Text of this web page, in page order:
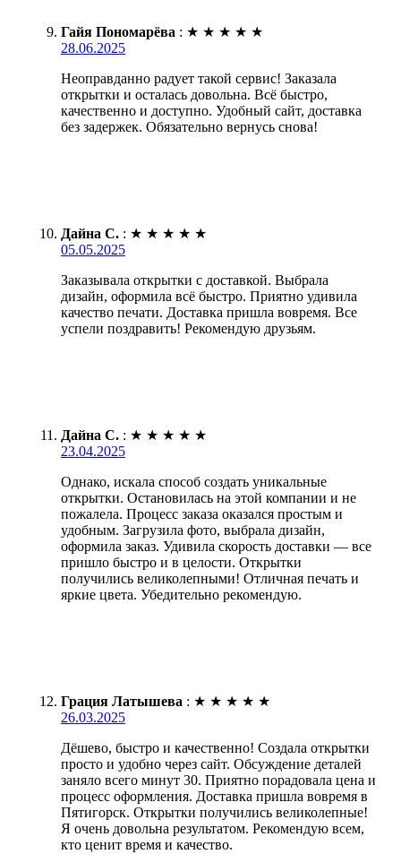
Гайя Пономарёва : ★ ★ ★ ★ ★
28.06.2025
Неоправданно радует такой сервис! Заказала
открытки и осталась довольна. Всё быстро,
качественно и доступно. Удобный сайт, доставка
без задержек. Обязательно вернусь снова!
Дайна С. : ★ ★ ★ ★ ★
05.05.2025
Заказывала открытки с доставкой. Выбрала
дизайн, оформила всё быстро. Приятно удивила
качество печати. Доставка пришла вовремя. Все
успели поздравить! Рекомендую друзьям.
Дайна С. : ★ ★ ★ ★ ★
23.04.2025
Однако, искала способ создать уникальные
открытки. Остановилась на этой компании и не
пожалела. Процесс заказа оказался простым и
удобным. Загрузила фото, выбрала дизайн,
оформила заказ. Удивила скорость доставки — все
пришло быстро и в целости. Открытки
получились великолепными! Отличная печать и
яркие цвета. Убедительно рекомендую.
Грация Латышева : ★ ★ ★ ★ ★
26.03.2025
Дёшево, быстро и качественно! Создала открытки
просто и удобно через сайт. Обсуждение деталей
заняло всего минут 30. Приятно порадовала цена и
процесс оформления. Доставка пришла вовремя в
Пятигорск. Открытки получились великолепные!
Я очень довольна результатом. Рекомендую всем,
кто ценит время и качество.